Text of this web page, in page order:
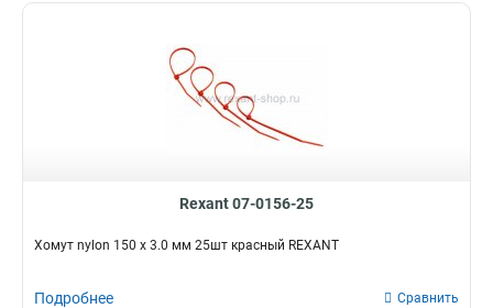
Rexant 07-0156-25
Хомут nylon 150 х 3.0 мм 25шт красный REXANT
Подробнее Сравнить